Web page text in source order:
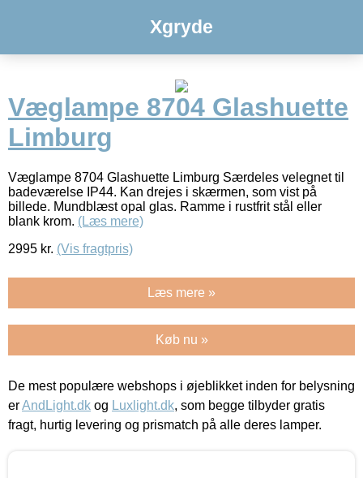
Xgryde
Væglampe 8704 Glashuette
Limburg
Væglampe 8704 Glashuette Limburg Særdeles velegnet til
badeværelse IP44. Kan drejes i skærmen, som vist på
billede. Mundblæst opal glas. Ramme i rustfrit stål eller
blank krom. (Læs mere)
2995 kr. (Vis fragtpris)
Læs mere »
Køb nu »
De mest populære webshops i øjeblikket inden for belysning
erAndLight.dk og Luxlight.dk, som begge tilbyder gratis
fragt, hurtig levering og prismatch på alle deres lamper.